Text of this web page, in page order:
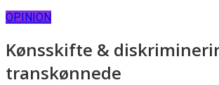
OPINION
Kønsskifte &
transkønnede